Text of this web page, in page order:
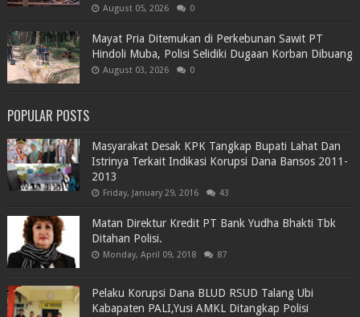
August 05, 2026 0
Mayat Pria Ditemukan di Perkebunan Sawit PT
Hindoli Muba, Polisi Selidiki Dugaan Korban Dibuang
August 03, 2026 0
POPULAR POSTS
Masyarakat Desak KPK Tangkap Bupati Lahat Dan
Istrinya Terkait Indikasi Korupsi Dana Bansos 2011-
2013
Friday, January 29, 2016 43
Matan Direktur Kredit PT Bank Yudha Bhakti Tbk
Ditahan Polisi.
Monday, April 09, 2018 87
Pelaku Korupsi Dana BLUD RSUD Talang Ubi
Kabapaten PALI,Yusi AMKL Ditangkap Polisi